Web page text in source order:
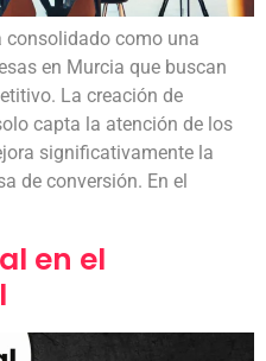
consolidado como una
en Murcia que buscan
La creación de
capta la atención de los
significativamente la
de conversión. En el
en el